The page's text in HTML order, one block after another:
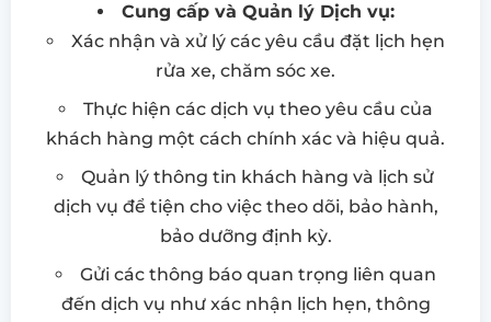
Cung cấp và Quản lý Dịch vụ:
Xác nhận và xử lý các yêu cầu đặt lịch hẹn
rửa xe, chăm sóc xe.
Thực hiện các dịch vụ theo yêu cầu của
khách hàng một cách chính xác và hiệu quả.
Quản lý thông tin khách hàng và lịch sử
dịch vụ để tiện cho việc theo dõi, bảo hành,
bảo dưỡng định kỳ.
Gửi các thông báo quan trọng liên quan
đến dịch vụ như xác nhận lịch hẹn, thông